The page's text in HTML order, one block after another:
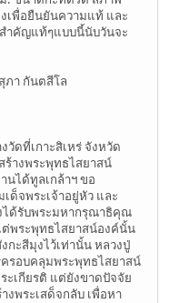
เพื่อยืนยันความแท้ และ
ำคัญแท้ๆแบบนี้นับวันจะ
ภา กันตสีโล
วัดที่เกาะสิเหร่ จังหวัด
างพระพุทธไสยาสน์
นได้ทูลเกล้าฯ ขอ
ด็จพระเจ้าอยู่หัว และ
ได้รับพระมหากรุณาธิคุณ
พระพุทธไสยาสน์องค์นั้น
กะสีมุงไว้เท่านั้น หลวงปู่
รอบคลุมพระพุทธไสยาสน์
ะเกียรติ แต่ยังขาดปัจจัย
งพระเสด็จกลับ เพื่อหา